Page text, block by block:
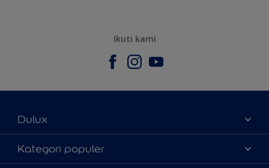
Ikuti kami
Dulux
Tentang Kami
Contact us
Kategori populer